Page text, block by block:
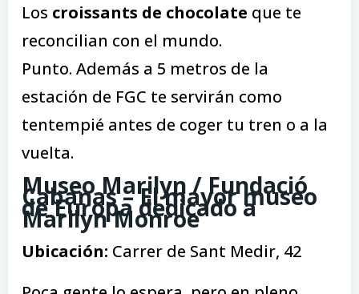
Los croissants de chocolate que te
reconcilian con el mundo.
Punto. Además a 5 metros de la
estación de FGC te servirán como
tentempié antes de coger tu tren o a la
vuelta.
Museo Marilyn / Fundació
Cabanas – El mayor museo
de Europa dedicado a
Marilyn Monroe
Ubicación: Carrer de Sant Medir, 42